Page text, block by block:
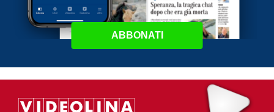
ABBONATI